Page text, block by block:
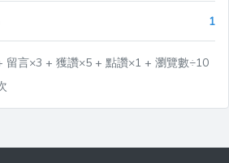
1
留言×3 + 獲讚×5 + 點讚×1 + 瀏覽數÷10